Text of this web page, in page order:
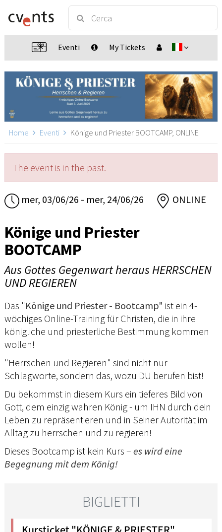
Eventi My Tickets
Home Eventi Könige und Priester BOOTCAMP, ONLINE
The event is in the past.
mer, 03/06/26 - mer, 24/06/26 ONLINE
Könige und Priester
BOOTCAMP
Aus Gottes Gegenwart heraus HERRSCHEN
UND REGIEREN
Das "Könige und Priester - Bootcamp" ist ein 4-
wöchiges Online-Training für Christen, die in ihre
königliche und priesterliche Bestimmung kommen
wollen!
"Herrschen und Regieren" sind nicht nur
Schlagworte, sondern das, wozu DU berufen bist!
Du bekommst in diesem Kurs ein tieferes Bild von
Gott, dem einzig wahren König - um IHN durch dein
Leben zu repräsentieren und in Seiner Autorität im
Alltag zu herrschen und zu regieren!
Dieses Bootcamp ist kein Kurs – es wird eine
Begegnung mit dem König!